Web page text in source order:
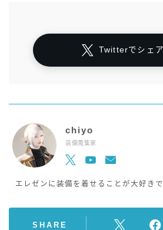
Twitterでシェ
chiyo
装備蒐集家
エレゼンに装備を着せることが大好きで
SHARE